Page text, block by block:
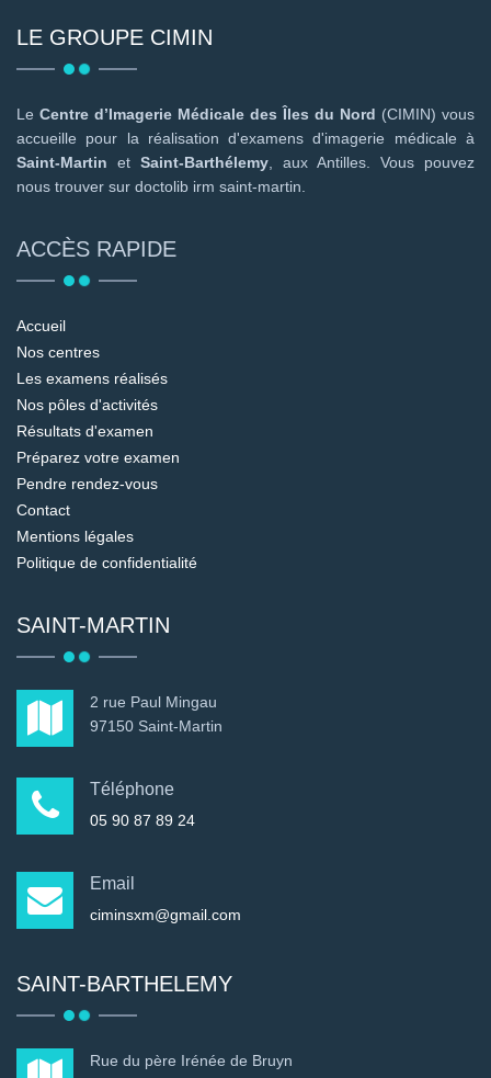
LE GROUPE CIMIN
Le Centre d’Imagerie Médicale des Îles du Nord (CIMIN) vous
accueille pour la réalisation d'examens d'imagerie médicale à
Saint-Martin et Saint-Barthélemy , aux Antilles. Vous pouvez
nous trouver sur doctolib irm saint-martin.
ACCÈS RAPIDE
Accueil
Nos centres
Les examens réalisés
Nos pôles d'activités
Résultats d'examen
Préparez votre examen
Pendre rendez-vous
Contact
Mentions légales
Politique de confidentialité
SAINT-MARTIN
2 rue Paul Mingau
97150 Saint-Martin
Téléphone
05 90 87 89 24
Email
ciminsxm@gmail.com
SAINT-BARTHELEMY
Rue du père Irénée de Bruyn